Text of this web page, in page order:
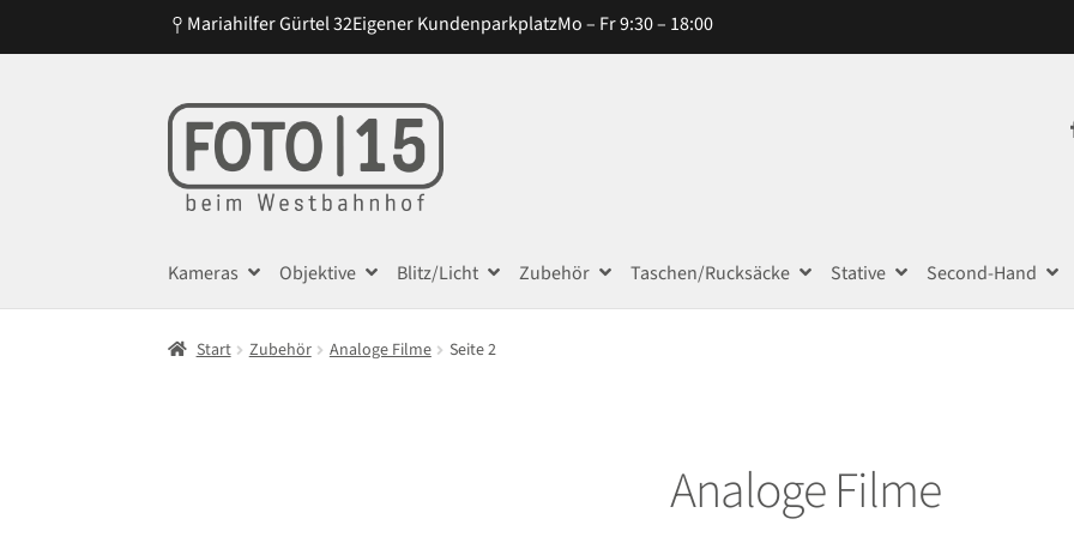
Mariahilfer Gürtel 32Eigener KundenparkplatzMo – Fr 9:30 – 18:00
Zur
Navigation
springen
Zum
Inhalt
springen
Kameras Objektive Blitz/Licht Zubehör Taschen/Rucksäcke Stative Second-Hand
Start Zubehör Analoge Filme Seite 2
Analoge Filme